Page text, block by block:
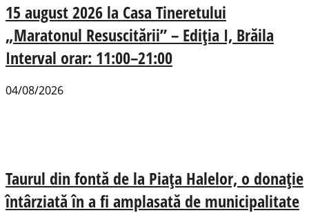
15 august 2026 la Casa Tineretului
„Maratonul Resuscitării” – Ediția I, Brăila
Interval orar: 11:00–21:00
04/08/2026
Taurul din fontă de la Piața Halelor, o donație
întârziată în a fi amplasată de municipalitate